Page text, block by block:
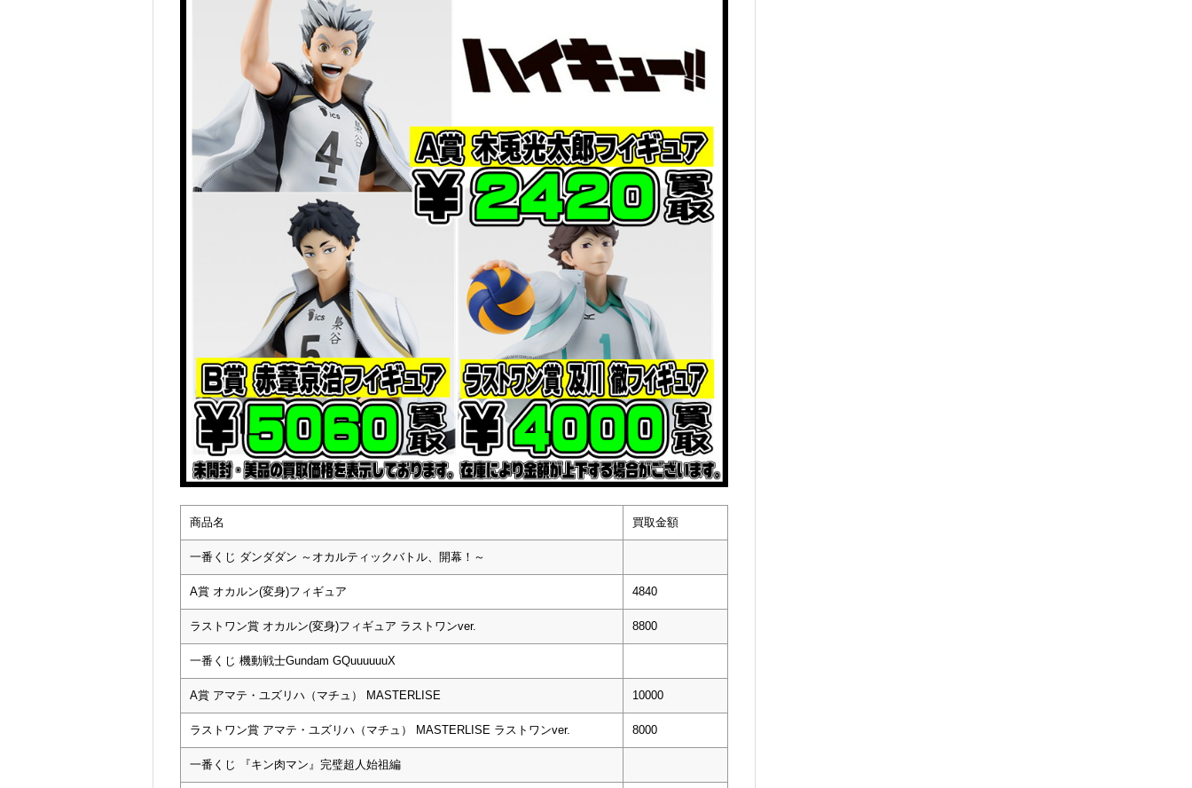
商品名 買取金額
一番くじ ダンダダン ～オカルティックバトル、開幕！～
A賞 オカルン(変身)フィギュア 4840
ラストワン賞 オカルン(変身)フィギュア ラストワンver. 8800
一番くじ 機動戦士Gundam GQuuuuuuX
A賞 アマテ・ユズリハ（マチュ） MASTERLISE 10000
ラストワン賞 アマテ・ユズリハ（マチュ） MASTERLISE ラストワンver. 8000
一番くじ 『キン肉マン』完璧超人始祖編